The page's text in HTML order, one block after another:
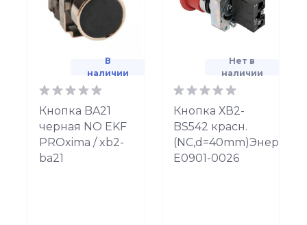
В
наличии
Кнопка BA21
черная NO EKF
PROxima / xb2-
ba21
Нет в
наличии
Кнопка ХВ2-
BS542 красн.
(NC,d=40mm)Энер
Е0901-0026